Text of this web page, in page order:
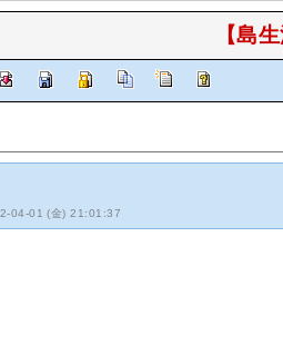
【島
04-01 (金) 21:01:37